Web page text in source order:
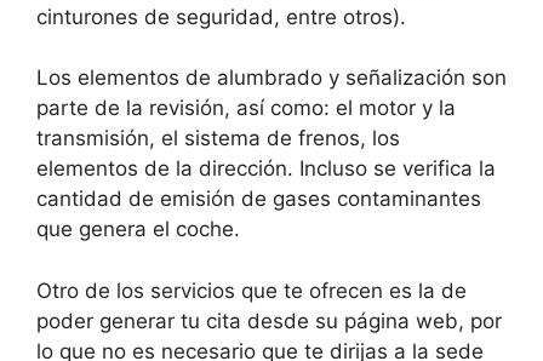
cinturones de seguridad, entre otros).
Los elementos de alumbrado y señalización son
parte de la revisión, así como: el motor y la
transmisión, el sistema de frenos, los
elementos de la dirección. Incluso se verifica la
cantidad de emisión de gases contaminantes
que genera el coche.
Otro de los servicios que te ofrecen es la de
poder generar tu cita desde su página web, por
lo que no es necesario que te dirijas a la sede